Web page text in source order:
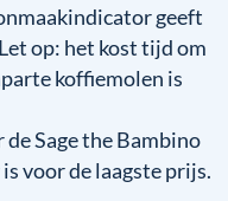
geeft
op: het kost tijd om
koffiemolen is
Sage the Bambino
voor de laagste prijs.